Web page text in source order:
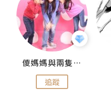
儍媽媽與兩隻小魔怪之家
追蹤